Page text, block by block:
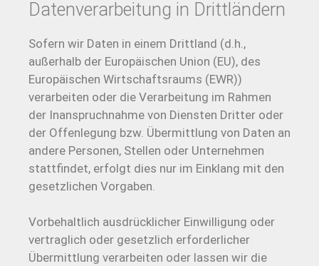
Datenverarbeitung in Drittländern
Sofern wir Daten in einem Drittland (d.h.,
außerhalb der Europäischen Union (EU), des
Europäischen Wirtschaftsraums (EWR))
verarbeiten oder die Verarbeitung im Rahmen
der Inanspruchnahme von Diensten Dritter oder
der Offenlegung bzw. Übermittlung von Daten an
andere Personen, Stellen oder Unternehmen
stattfindet, erfolgt dies nur im Einklang mit den
gesetzlichen Vorgaben.
Vorbehaltlich ausdrücklicher Einwilligung oder
vertraglich oder gesetzlich erforderlicher
Übermittlung verarbeiten oder lassen wir die